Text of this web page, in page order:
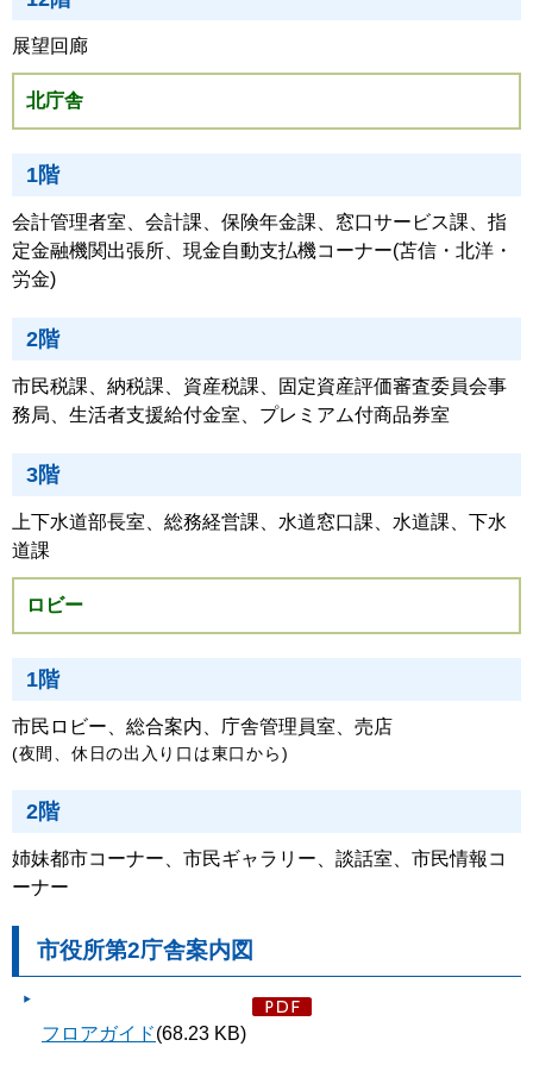
展望回廊
北庁舎
1階
会計管理者室、会計課、保険年金課、窓口サービス課、指
定金融機関出張所、現金自動支払機コーナー(苫信・北洋・
労金)
2階
市民税課、納税課、資産税課、固定資産評価審査委員会事
務局、生活者支援給付金室、プレミアム付商品券室
3階
上下水道部長室、総務経営課、水道窓口課、水道課、下水
道課
ロビー
1階
市民ロビー、総合案内、庁舎管理員室、売店
(夜間、休日の出入り口は東口から)
2階
姉妹都市コーナー、市民ギャラリー、談話室、市民情報コ
ーナー
市役所第2庁舎案内図
フロアガイド(68.23 KB)